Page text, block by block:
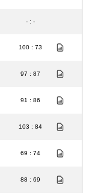
- : -
100 : 73
97 : 87
91 : 86
103 : 84
69 : 74
88 : 69